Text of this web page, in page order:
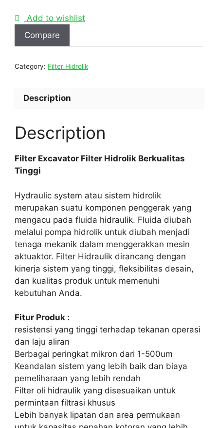
Add to wishlist
Compare
Category: Filter Hidrolik
Description
Description
Filter Excavator Filter Hidrolik Berkualitas
Tinggi
Hydraulic system atau sistem hidrolik
merupakan suatu komponen penggerak yang
mengacu pada fluida hidraulik. Fluida diubah
melalui pompa hidrolik untuk diubah menjadi
tenaga mekanik dalam menggerakkan mesin
aktuaktor. Filter Hidraulik dirancang dengan
kinerja sistem yang tinggi, fleksibilitas desain,
dan kualitas produk untuk memenuhi
kebutuhan Anda.
Fitur Produk :
resistensi yang tinggi terhadap tekanan operasi
dan laju aliran
Berbagai peringkat mikron dari 1-500um
Keandalan sistem yang lebih baik dan biaya
pemeliharaan yang lebih rendah
Filter oli hidraulik yang disesuaikan untuk
permintaan filtrasi khusus
Lebih banyak lipatan dan area permukaan